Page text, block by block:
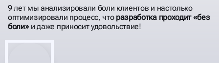
9 лет мы анализировали боли клиентов и настолько
оптимизировали процесс, чторазработка проходит «без
боли»и даже приносит удовольствие!